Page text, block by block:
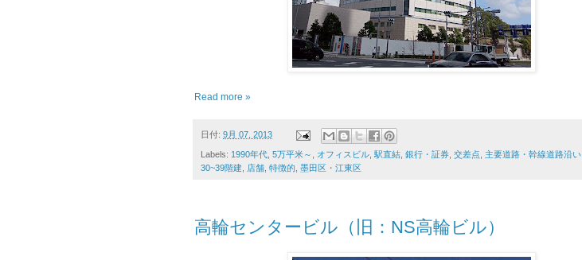
Read more »
日付: 9月 07, 2013
Labels: 1990年代 5万平米～ オフィスビル 駅直結 銀行・証券 交差点 主要道路・幹線道路沿い
30~39階建
店舗 特徴的 墨田区・江東区
高輪センタービル（旧：NS高輪ビル）